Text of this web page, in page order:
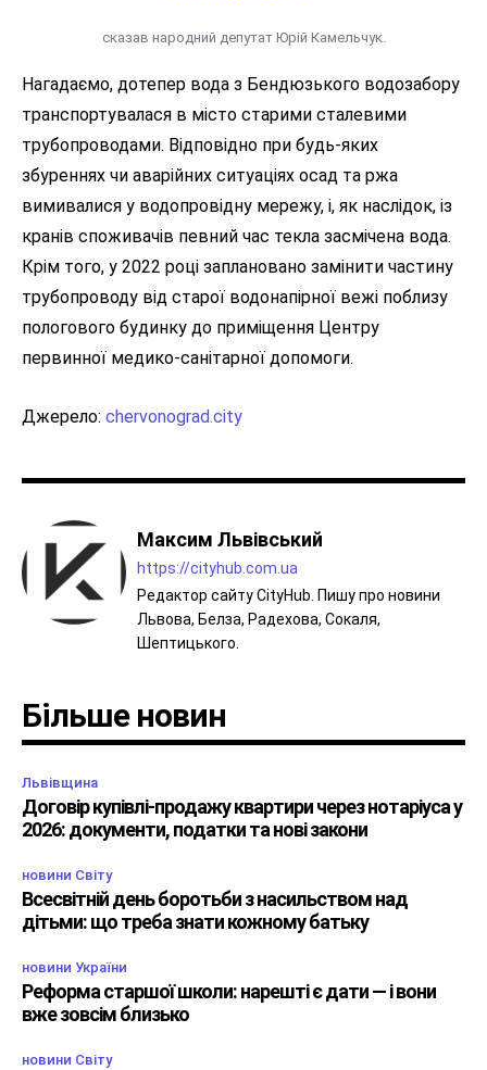
сказав народний депутат Юрій Камельчук.
Нагадаємо, дотепер вода з Бендюзького водозабору
транспортувалася в місто старими сталевими
трубопроводами. Відповідно при будь-яких
збуреннях чи аварійних ситуаціях осад та ржа
вимивалися у водопровідну мережу, і, як наслідок, із
кранів споживачів певний час текла засмічена вода.
Крім того, у 2022 році заплановано замінити частину
трубопроводу від старої водонапірної вежі поблизу
пологового будинку до приміщення Центру
первинної медико-санітарної допомоги.
Джерело: chervonograd.city
Максим Львівський
https://cityhub.com.ua
Редактор сайту CityHub. Пишу про новини
Львова, Белза, Радехова, Сокаля,
Шептицького.
Більше новин
Львівщина
Договір купівлі-продажу квартири через нотаріуса у
2026: документи, податки та нові закони
новини Світу
Всесвітній день боротьби з насильством над
дітьми: що треба знати кожному батьку
новини України
Реформа старшої школи: нарешті є дати — і вони
вже зовсім близько
новини Світу